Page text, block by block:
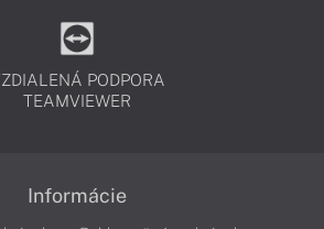
PODPORA
TEAMVIEWER
Informácie